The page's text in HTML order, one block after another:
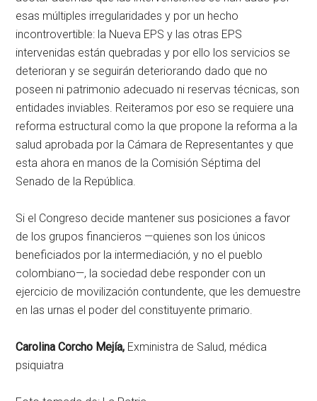
esas múltiples irregularidades y por un hecho
incontrovertible: la Nueva EPS y las otras EPS
intervenidas están quebradas y por ello los servicios se
deterioran y se seguirán deteriorando dado que no
poseen ni patrimonio adecuado ni reservas técnicas, son
entidades inviables. Reiteramos por eso se requiere una
reforma estructural como la que propone la reforma a la
salud aprobada por la Cámara de Representantes y que
esta ahora en manos de la Comisión Séptima del
Senado de la República.
Si el Congreso decide mantener sus posiciones a favor
de los grupos financieros —quienes son los únicos
beneficiados por la intermediación, y no el pueblo
colombiano—, la sociedad debe responder con un
ejercicio de movilización contundente, que les demuestre
en las urnas el poder del constituyente primario.
Carolina Corcho Mejía, Exministra de Salud, médica
psiquiatra